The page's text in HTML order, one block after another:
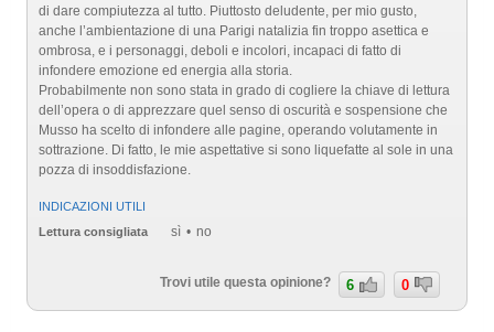
di dare compiutezza al tutto. Piuttosto deludente, per mio gusto,
anche l’ambientazione di una Parigi natalizia fin troppo asettica e
ombrosa, e i personaggi, deboli e incolori, incapaci di fatto di
infondere emozione ed energia alla storia.
Probabilmente non sono stata in grado di cogliere la chiave di lettura
dell’opera o di apprezzare quel senso di oscurità e sospensione che
Musso ha scelto di infondere alle pagine, operando volutamente in
sottrazione. Di fatto, le mie aspettative si sono liquefatte al sole in una
pozza di insoddisfazione.
INDICAZIONI UTILI
Lettura consigliata
sì no
Trovi utile questa opinione? 6 0